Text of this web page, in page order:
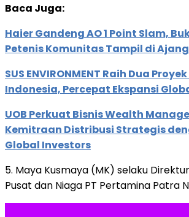
Baca Juga:
Haier Gandeng AO 1 Point Slam,
Petenis Komunitas Tampil di
SUS ENVIRONMENT Raih Dua
Indonesia, Percepat Ekspansi
UOB Perkuat Bisnis Wealth
Kemitraan Distribusi Strategis
Global Investors
5. Maya Kusmaya (MK) selaku
Pusat dan Niaga PT Pertamina Patra